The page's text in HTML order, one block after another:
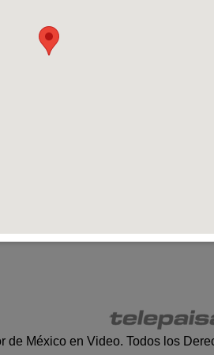
de México en Video. Todos los